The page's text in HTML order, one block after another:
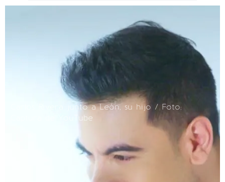
Carlos Rivera junto a León, su hijo / Foto:
Captura de YouTube